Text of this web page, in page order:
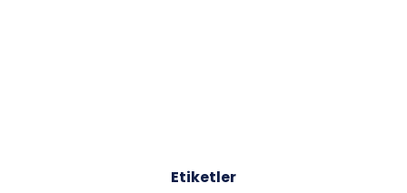
Etiketler